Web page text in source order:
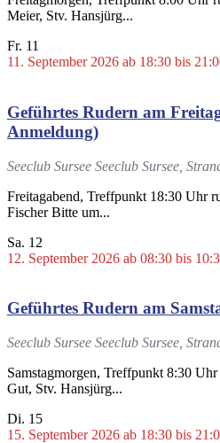
Meier, Stv. Hansjürg...
Fr. 11
11. September 2026 ab 18:30 bis
Geführtes Rudern am
Anmeldung)
Seeclub Sursee Seeclub Sursee,
Freitagabend, Treffpunkt 18:30 Uhr
Fischer Bitte um...
Sa. 12
12. September 2026 ab 08:30 bis
Geführtes Rudern am
Seeclub Sursee Seeclub Sursee,
Samstagmorgen, Treffpunkt 8:30
Gut, Stv. Hansjürg...
Di. 15
15. September 2026 ab 18:30 bis